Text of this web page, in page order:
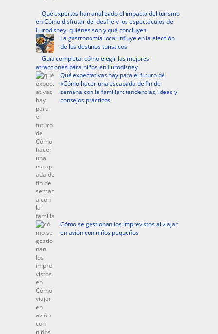
Qué expertos han analizado el impacto del turismo
en Cómo disfrutar del desfile y los espectáculos de
Eurodisney: quiénes son y qué concluyen
La gastronomía local influye en la elección
de los destinos turísticos
Guía completa: cómo elegir las mejores
atracciones para niños en Eurodisney
Qué expectativas hay para el futuro de
«Cómo hacer una escapada de fin de
semana con la familia»: tendencias, ideas y
consejos prácticos
Cómo se gestionan los imprevistos al viajar
en avión con niños pequeños